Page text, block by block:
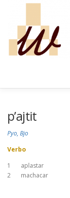
Saltar al contenido
p’ajtit
Pyo, Bjo
Verbo
1
aplastar
2
machacar